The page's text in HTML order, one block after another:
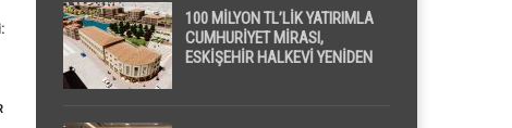
100 MİLYON TL’LİK YATIRIMLA
CUMHURİYET MİRASI,
ESKİŞEHİR HALKEVİ YENİDEN